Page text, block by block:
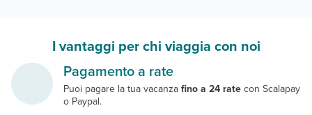
I vantaggi per chi viaggia con noi
Pagamento a rate
Puoi pagare la tua vacanzafino a 24 ratecon Scalapay
o Paypal.